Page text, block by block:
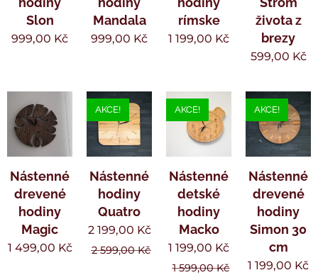
Slon
999,00 Kč
Mandala
999,00 Kč
rímske
1 199,00 Kč
života z
brezy
599,00 Kč
Nástenné
drevené
hodiny
Magic
1 499,00 Kč
Nástenné
hodiny
Quatro
AKCE!
2 199,00 Kč
2 599,00Kč
Nástenné
detské
hodiny
Macko
AKCE!
1 199,00 Kč
1 599,00Kč
Nástenné
drevené
hodiny
Simon 30
cm
AKCE!
1 199,00 Kč